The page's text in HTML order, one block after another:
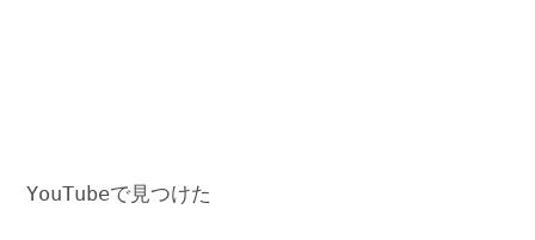
YouTubeで見つけた